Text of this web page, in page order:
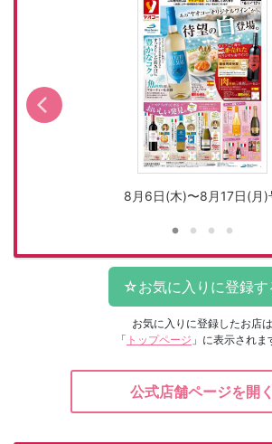
8月6日(木)〜8月17日(月)
お気に入りに登録したお店は
「 トップページ 」に表示されま
公式店舗ページを開く